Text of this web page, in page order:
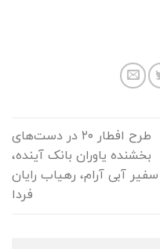
طرح افطار ۲۰ در دست‌های
بخشنده یاوران بانک آینده،
سفیر آبی آرام، رهیاب رایان
فردا